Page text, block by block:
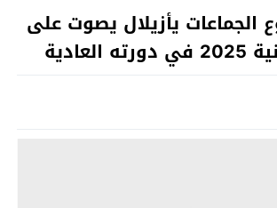
يأزيلال يصوت على